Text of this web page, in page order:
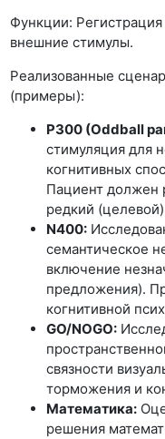
Функции: Регистрация
внешние стимулы.
Реализованные
(примеры):
P300 (Oddball
стимуляция для
когнитивных
Пациент должен
редкий
N400:
семантическое
включение
предложения).
когнитивной
GO/NOGO:
связности
торможения и
Математика:
решения